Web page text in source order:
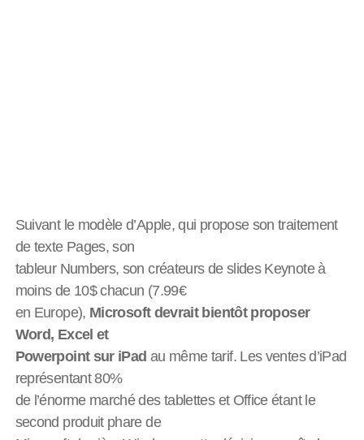
Suivant le modèle d’Apple, qui propose son traitement
de texte Pages, son
tableur Numbers, son créateurs de slides Keynote à
moins de 10$ chacun (7.99€
en Europe), Microsoft devrait bientôt proposer
Word, Excel et
Powerpoint sur iPad au même tarif. Les ventes d’iPad
représentant 80%
de l’énorme marché des tablettes et Office étant le
second produit phare de